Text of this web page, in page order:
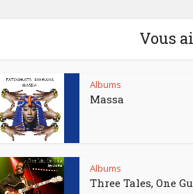
Vous
Albums
Massa
Albums
Three Tales, One